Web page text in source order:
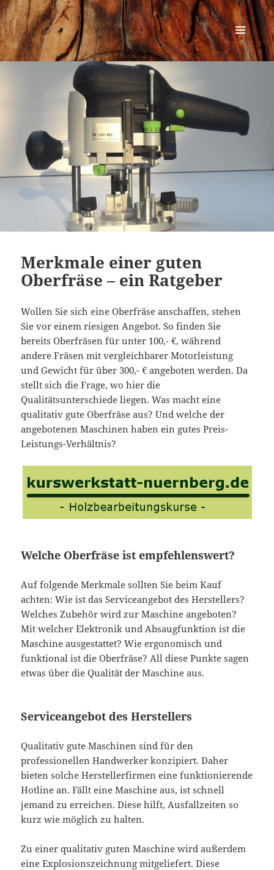
Urban Woodworking
MENÜ
UND
Merkmale einer guten
Oberfräse – ein Ratgeber
Wollen Sie sich eine Oberfräse anschaffen, stehen
Sie vor einem riesigen Angebot. So finden Sie
bereits Oberfräsen für unter 100,- €, während
andere Fräsen mit vergleichbarer Motorleistung
und Gewicht für über 300,- € angeboten werden. Da
stellt sich die Frage, wo hier die
Qualitätsunterschiede liegen. Was macht eine
qualitativ gute Oberfräse aus? Und welche der
angebotenen Maschinen haben ein gutes Preis-
Leistungs-Verhältnis?
Welche Oberfräse ist empfehlenswert?
Auf folgende Merkmale sollten Sie beim Kauf
achten: Wie ist das Serviceangebot des Herstellers?
Welches Zubehör wird zur Maschine angeboten?
Mit welcher Elektronik und Absaugfunktion ist die
Maschine ausgestattet? Wie ergonomisch und
funktional ist die Oberfräse? All diese Punkte sagen
etwas über die Qualität der Maschine aus.
Serviceangebot des Herstellers
Qualitativ gute Maschinen sind für den
professionellen Handwerker konzipiert. Daher
bieten solche Herstellerfirmen eine funktionierende
Hotline an. Fällt eine Maschine aus, ist schnell
jemand zu erreichen. Diese hilft, Ausfallzeiten so
kurz wie möglich zu halten.
Zu einer qualitativ guten Maschine wird außerdem
eine Explosionszeichnung mitgeliefert. Diese